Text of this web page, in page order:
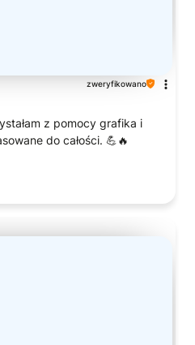
zweryfikowano
z pomocy grafika i
do całości. 💪🔥